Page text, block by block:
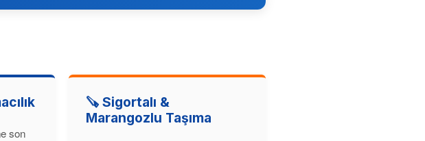
son
🪚 Sigortalı &
Marangozlu Taşıma